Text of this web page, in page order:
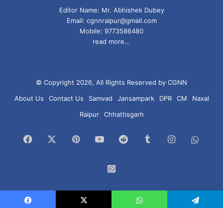
Editor Name: Mr. Abhishek Dubey
Email: cgnnraipur@gmail.com
Mobile: 9773586480
read more...
© Copyright 2026, All Rights Reserved by CGNN
About Us
Contact Us Samvad Jansampark DPR CM
Naxal
Raipur
Chhattisgarh
Facebook PinterestYouTubeReddit TumblrInstagram
Group